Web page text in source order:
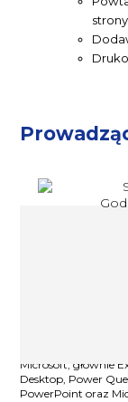
Specjalista ds.
Specjalista ds. IT.
doświadczenie w
IT oraz analityka
pracując w
Prowadzi
Microsoft, głównie
Desktop, Power
PowerPoint oraz